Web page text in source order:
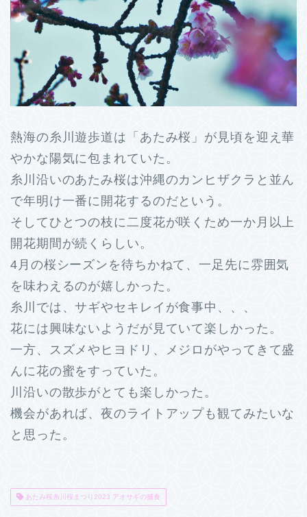
熱海の糸川遊歩道は「あたみ桜」が見頃を迎え華
やかな陽気に包まれていた。
糸川沿いのあたみ桜は沖縄のカンヒザクラと並ん
で年明け一番に開花するのだという。
そしてひとつの枝に二度花が咲くため一か月以上
開花期間が続くらしい。
4月の桜シーズンを待ちかねて、一足先に雰囲気
を味わえるのが嬉しかった。
糸川では、サギやセキレイが食事中、、、
花には興味ないようだが見ていて楽しかった。
一方、スズメやヒヨドリ、メジロがやってきて盛
んに花の蜜をすっていた。
川沿いの散歩がとても楽しかった。
機会があれば、夜のライトアップも観てみたいな
と思った。
あたみ桜糸川桜まつり2023 アオサギの捕食